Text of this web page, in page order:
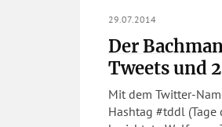
29.07.2014
Der
Tweets und
Mit dem Twitter-
Hashtag #tddl